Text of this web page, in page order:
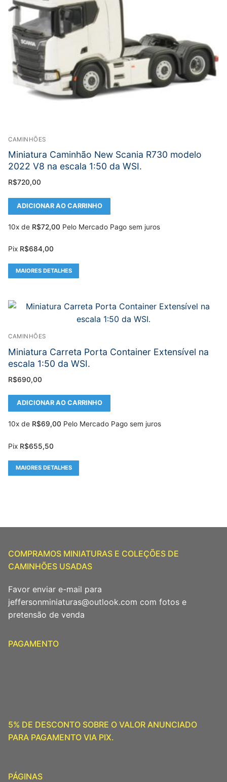
CAMINHÕES
Miniatura Caminhão New Scania R730 modelo
2022 V8 na escala 1:50 da WSI.
R$720,00
ADICIONAR AO CARRINHO
10x de R$72,00 Pelo Mercado Pago sem juros
Pix R$684,00
MAIORES DETALHES
CAMINHÕES
Miniatura Carreta Porta Container Extensível na
escala 1:50 da WSI.
R$690,00
ADICIONAR AO CARRINHO
10x de R$69,00 Pelo Mercado Pago sem juros
Pix R$655,50
MAIORES DETALHES
COMPRAMOS MINIATURAS E COLEÇÕES DE
CAMINHÕES USADAS
Favor enviar e-mail para
jeffersonminiaturas@outlook.com com fotos e
pretensão de venda
PAGAMENTO
5% DE DESCONTO SOBRE O VALOR ANUNCIADO
PARA PAGAMENTO VIA PIX.
PÁGINAS